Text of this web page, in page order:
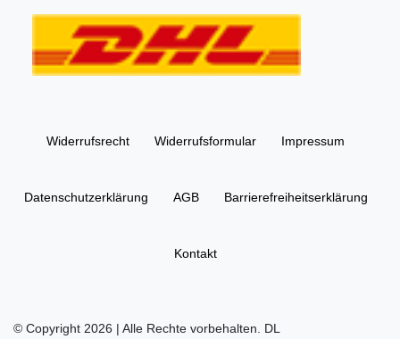
Widerrufs­recht Widerrufs­formular Impressum
Daten­schutz­erklärung AGB Barrierefreiheitserklärung
Kontakt
© Copyright 2026 | Alle Rechte vorbehalten. DL